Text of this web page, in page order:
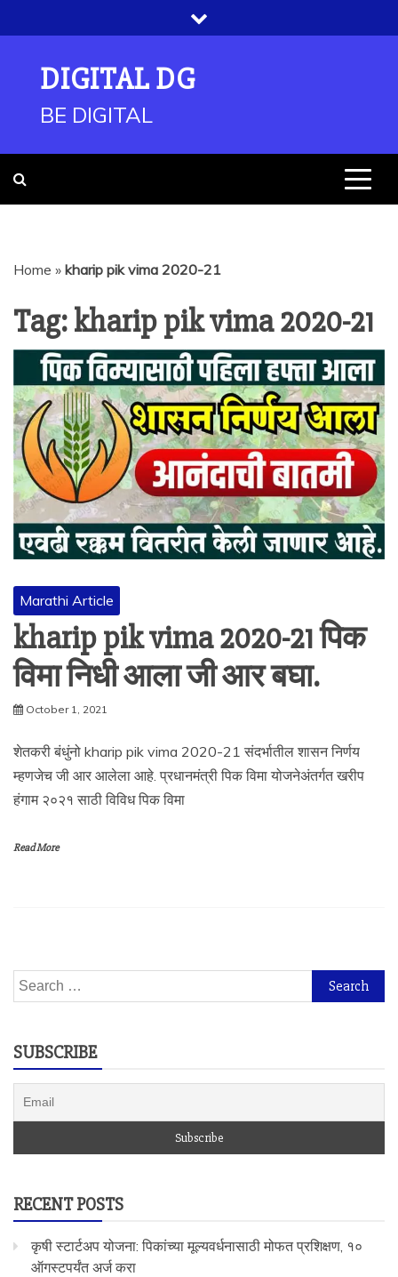
to
DIGITAL DG
BE DIGITAL
Home » kharip pik vima 2020-21
Tag:kharip pik vima 2020-21
Marathi Article
kharip pik vima 2020-21 पिक
विमा निधी आला जी आर बघा.
October 1, 2021
शेतकरी बंधुंनो kharip pik vima 2020-21 संदर्भातील शासन निर्णय
म्हणजेच जी आर आलेला आहे. प्रधानमंत्री पिक विमा योजनेअंतर्गत खरीप
हंगाम २०२१ साठी विविध पिक विमा
Read More
Search
for:
SUBSCRIBE
RECENT POSTS
कृषी स्टार्टअप योजना: पिकांच्या मूल्यवर्धनासाठी मोफत प्रशिक्षण, १०
ऑगस्टपर्यंत अर्ज करा